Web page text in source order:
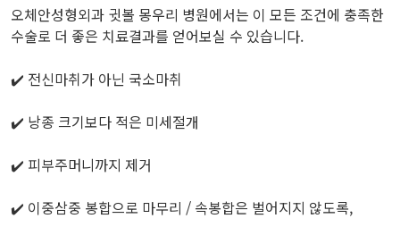
오체안성형외과 귓볼 몽우리 병원에서는 이 모든 조건에 충족한
수술로 더 좋은 치료결과를 얻어보실 수 있습니다.
✔️ 전신마취가 아닌 국소마취
✔️ 낭종 크기보다 적은 미세절개
✔️ 피부주머니까지 제거
✔️ 이중삼중 봉합으로 마무리 / 속봉합은 벌어지지 않도록,